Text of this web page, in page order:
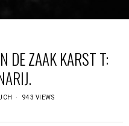
DE ZAAK KARST T:
943 VIEWS